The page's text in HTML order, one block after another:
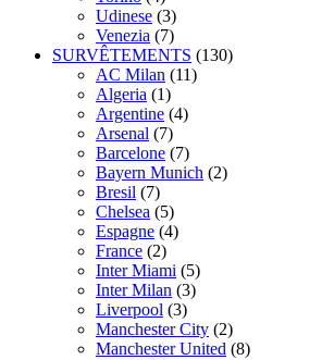
Udinese (3)
Venezia (7)
SURVÊTEMENTS (130)
AC Milan (11)
Algeria (1)
Argentine (4)
Arsenal (7)
Barcelone (7)
Bayern Munich (2)
Bresil (7)
Chelsea (5)
Espagne (4)
France (2)
Inter Miami (5)
Inter Milan (3)
Liverpool (3)
Manchester City (2)
Manchester United (8)